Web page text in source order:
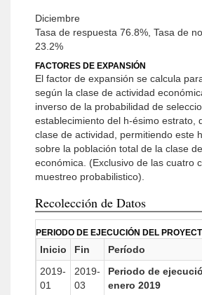
Diciembre
Tasa de respuesta 76.8%, Tasa de
23.2%
FACTORES DE EXPANSIÓN
El factor de expansión se calcula
según la clase de actividad
inverso de la probabilidad de
establecimiento del h-ésimo estrato,
clase de actividad, permitiendo este
sobre la población total de la clase
económica. (Exclusivo de las cuatro
muestreo probabilistico).
Recolección de Datos
PERIODO DE EJECUCIÓN DEL
Inicio Fin
Período
2019-
01
2019-
03
Periodo de
enero 2019